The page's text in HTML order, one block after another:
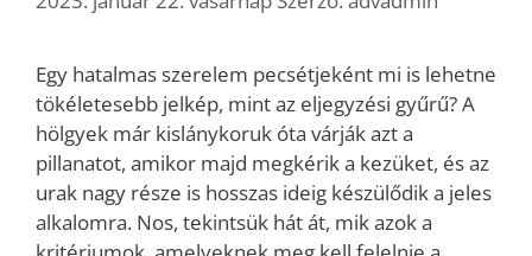
Egy hatalmas szerelem pecsétjeként mi is lehetne
tökéletesebb jelkép, mint az eljegyzési gyűrű? A
hölgyek már kislánykoruk óta várják azt a
pillanatot, amikor majd megkérik a kezüket, és az
urak nagy része is hosszas ideig készülődik a jeles
alkalomra. Nos, tekintsük hát át, mik azok a